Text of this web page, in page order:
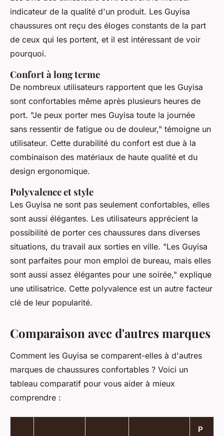
indicateur de la qualité d'un produit. Les Guyisa
chaussures ont reçu des éloges constants de la part
de ceux qui les portent, et il est intéressant de voir
pourquoi.
Confort à long terme
De nombreux utilisateurs rapportent que les Guyisa
sont confortables même après plusieurs heures de
port. "Je peux porter mes Guyisa toute la journée
sans ressentir de fatigue ou de douleur," témoigne un
utilisateur. Cette durabilité du confort est due à la
combinaison des matériaux de haute qualité et du
design ergonomique.
Polyvalence et style
Les Guyisa ne sont pas seulement confortables, elles
sont aussi élégantes. Les utilisateurs apprécient la
possibilité de porter ces chaussures dans diverses
situations, du travail aux sorties en ville. "Les Guyisa
sont parfaites pour mon emploi de bureau, mais elles
sont aussi assez élégantes pour une soirée," explique
une utilisatrice. Cette polyvalence est un autre facteur
clé de leur popularité.
Comparaison avec d'autres marques
Comment les Guyisa se comparent-elles à d'autres
marques de chaussures confortables ? Voici un
tableau comparatif pour vous aider à mieux
comprendre :
P